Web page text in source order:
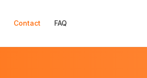
Contact FAQ